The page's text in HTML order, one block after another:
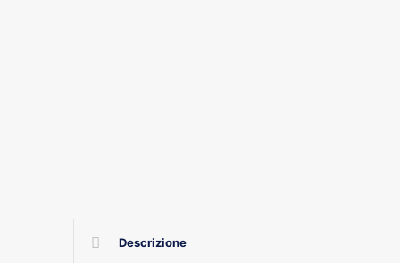
Descrizione